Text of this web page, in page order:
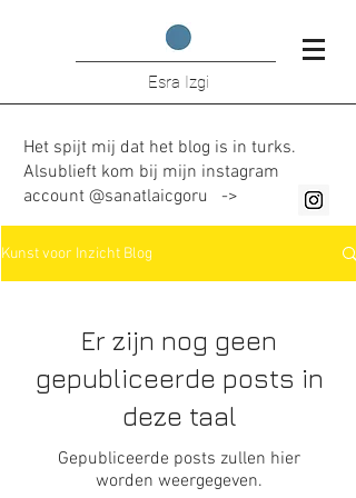
Esra Izgi
Het spijt mij dat het blog is in turks.
Alsublieft kom bij mijn instagram
account @sanatlaicgoru ->
Kunst voor Inzicht Blog
Er zijn nog geen
gepubliceerde posts in
deze taal
Gepubliceerde posts zullen hier
worden weergegeven.